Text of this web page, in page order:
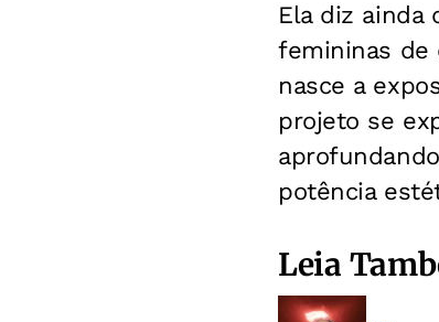
Ela diz ainda
femininas de
nasce a
projeto se
potência
Leia